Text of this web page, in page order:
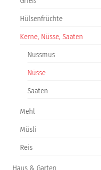
Hülsenfrüchte
Kerne, Nüsse, Saaten
Nussmus
Nüsse
Saaten
Mehl
Müsli
Reis
Haus & Garten